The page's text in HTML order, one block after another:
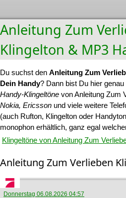
Anleitung Zum
Klingelton & MP3
Du suchst den Anleitung Zum
Dein Handy? Dann bist Du hier
Handy-Klingeltöne von Anleitung Zum
Nokia, Ericsson und viele weitere
(auch Rufton, Klingelton oder
monophon erhältlich, ganz egal
Klingeltöne von Anleitung Zum
Anleitung Zum Verlieben
Donnerstag 06.08.2026 04:57